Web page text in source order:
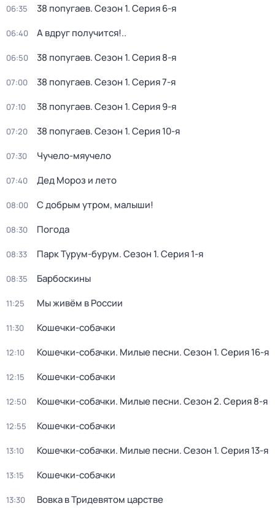
06:35 38 попугаев. Сезон 1. Серия 6-я
06:40 А вдруг получится!..
06:50 38 попугаев. Сезон 1. Серия 8-я
07:00 38 попугаев. Сезон 1. Серия 7-я
07:10 38 попугаев. Сезон 1. Серия 9-я
07:20 38 попугаев. Сезон 1. Серия 10-я
07:30 Чучело-мяучело
07:40 Дед Мороз и лето
08:00 С добрым утром, малыши!
08:30 Погода
08:33 Парк Турум-бурум. Сезон 1. Серия 1-я
08:35 Барбоскины
11:25 Мы живём в России
11:30 Кошечки-собачки
12:10 Кошечки-собачки. Милые песни. Сезон 1. Серия 16-я
12:15 Кошечки-собачки
12:50 Кошечки-собачки. Милые песни. Сезон 2. Серия 8-я
12:55 Кошечки-собачки
13:10 Кошечки-собачки. Милые песни. Сезон 1. Серия 13-я
13:15 Кошечки-собачки
13:30 Вовка в Тридевятом царстве